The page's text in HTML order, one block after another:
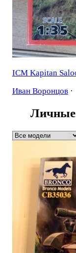
ICM Kapitan
Иван Воронцов·
Личные